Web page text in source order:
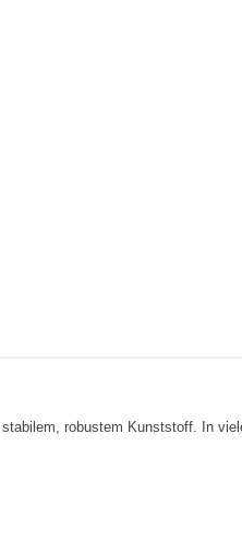
robustem Kunststoff. In